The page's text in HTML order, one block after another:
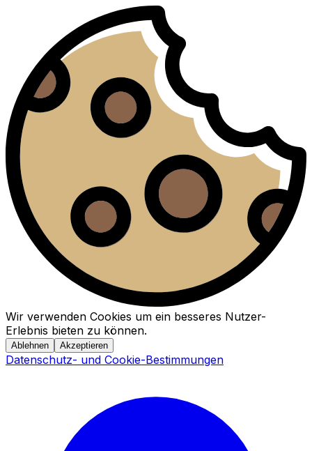
Wir verwenden Cookies um ein besseres Nutzer-
Erlebnis bieten zu können.
Ablehnen Akzeptieren
Datenschutz- und Cookie-Bestimmungen